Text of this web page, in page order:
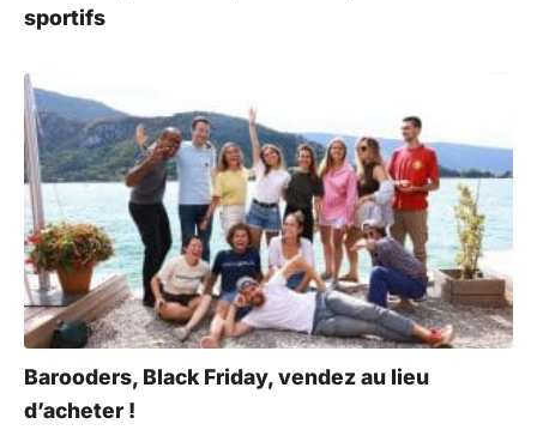
sportifs
Barooders, Black Friday, vendez au lieu
d’acheter !